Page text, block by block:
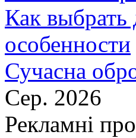
Как
особенности
Сучасна
Сер. 2026
Рекламні